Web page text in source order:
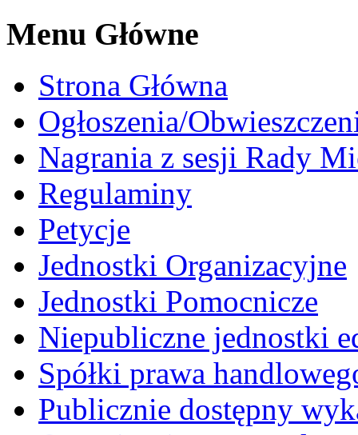
Menu Główne
Strona Główna
Ogłoszenia/
Nagrania z sesji Rady
Regulaminy
Petycje
Jednostki Organizacyjne
Jednostki Pomocnicze
Niepubliczne jednostki
Spółki prawa
Publicznie dostępny